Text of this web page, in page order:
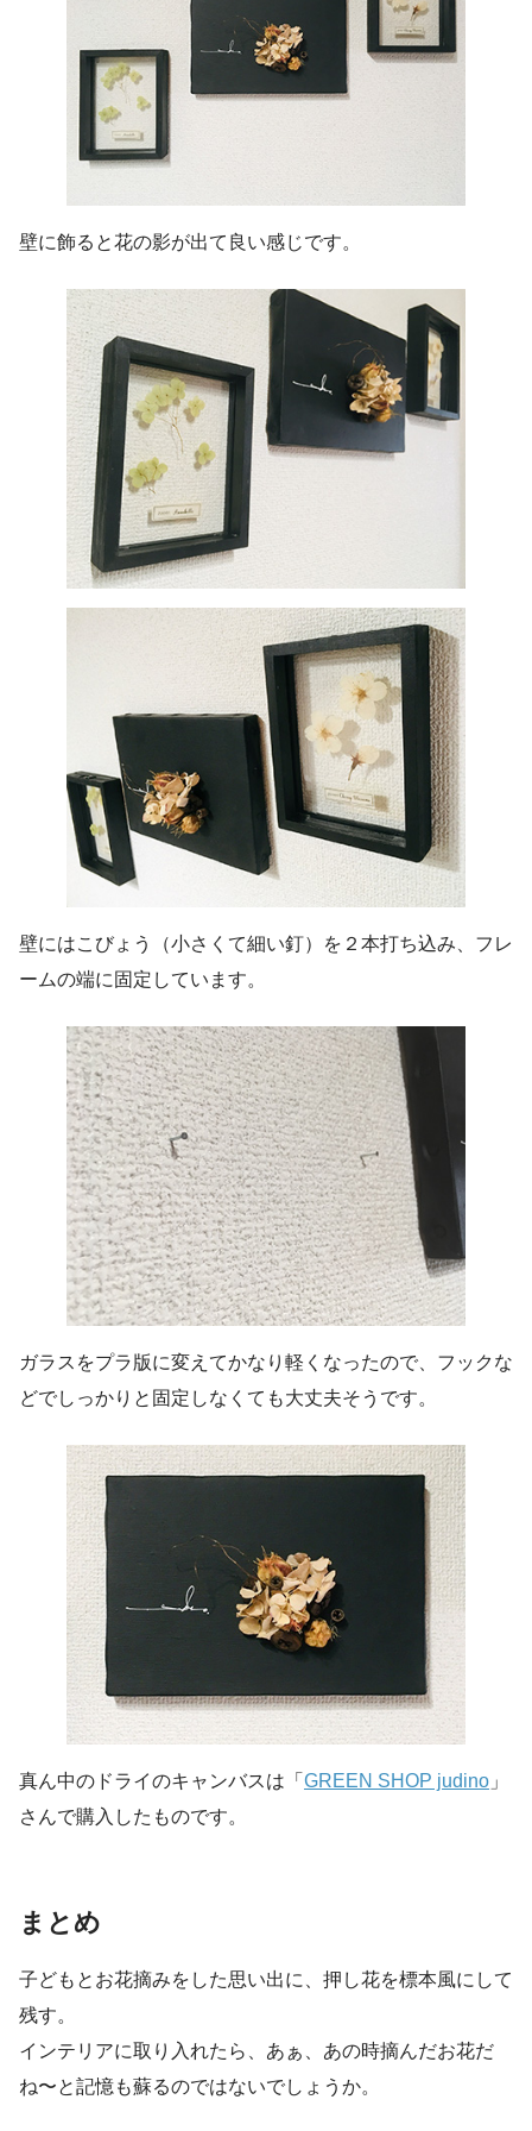
壁に飾ると花の影が出て良い感じです。
壁にはこびょう（小さくて細い釘）を２本打ち込み、フレ
ームの端に固定しています。
ガラスをプラ版に変えてかなり軽くなったので、フックな
どでしっかりと固定しなくても大丈夫そうです。
真ん中のドライのキャンバスは「 GREEN SHOP judino 」
さんで購入したものです。
まとめ
子どもとお花摘みをした思い出に、押し花を標本風にして
残す。
インテリアに取り入れたら、あぁ、あの時摘んだお花だ
ね〜と記憶も蘇るのではないでしょうか。